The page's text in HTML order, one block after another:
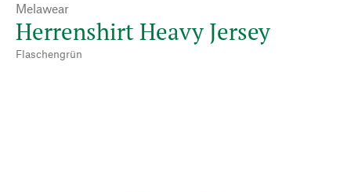
Melawear
Herrenshirt Heavy Jersey
Flaschengrün